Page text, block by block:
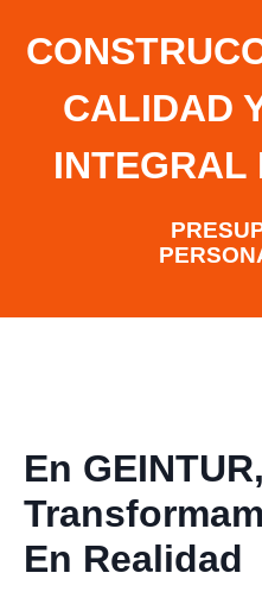
CALIDAD
INTEGRAL
En GEINTUR,
En Realidad